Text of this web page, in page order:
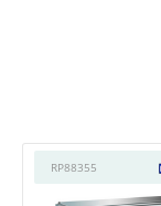
RP88355